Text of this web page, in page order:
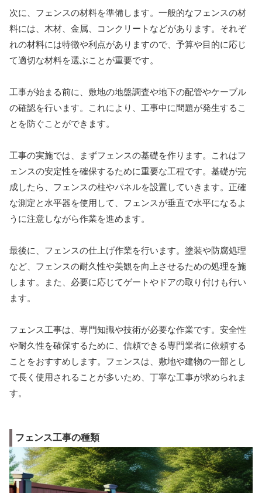
次に、フェンスの材料を準備します。一般的なフェンスの材
料には、木材、金属、コンクリートなどがあります。それぞ
れの材料には特徴や利点がありますので、予算や目的に応じ
て適切な材料を選ぶことが重要です。
工事が始まる前に、敷地の地盤調査や地下の配管やケーブル
の確認を行います。これにより、工事中に問題が発生するこ
とを防ぐことができます。
工事の実施では、まずフェンスの基礎を作ります。これはフ
ェンスの安定性を確保するために重要な工程です。基礎が完
成したら、フェンスの柱やパネルを設置していきます。正確
な測定と水平器を使用して、フェンスが垂直で水平になるよ
うに注意しながら作業を進めます。
最後に、フェンスの仕上げ作業を行います。塗装や防腐処理
など、フェンスの耐久性や美観を向上させるための処理を施
します。また、必要に応じてゲートやドアの取り付けも行い
ます。
フェンス工事は、専門知識や技術が必要な作業です。安全性
や耐久性を確保するために、信頼できる専門業者に依頼する
ことをおすすめします。フェンスは、敷地や建物の一部とし
て長く使用されることが多いため、丁寧な工事が求められま
す。
フェンス工事の種類